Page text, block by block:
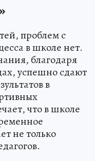
проблем с
в школе нет.
благодаря
успешно сдают
в
что в школе
не только